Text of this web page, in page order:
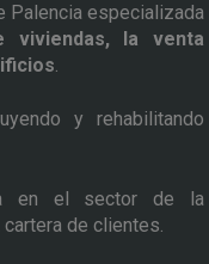
Palencia especializada
viviendas, la venta
.
y rehabilitando
en el sector de la
de clientes.